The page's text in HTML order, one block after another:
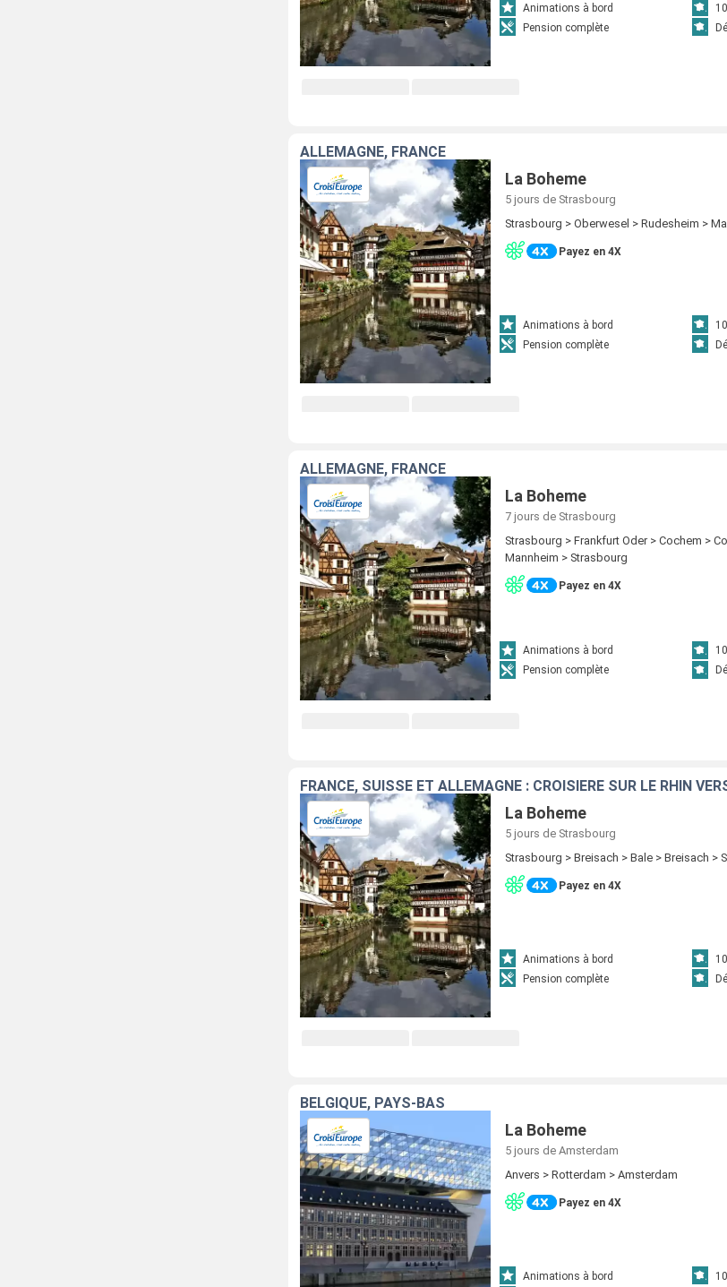
Animations à bord
Pension complète
ALLEMAGNE, FRANCE
La Boheme
5 jours de Strasbourg
Strasbourg > Oberwesel > Rudesheim >
Payez en 4X
Animations à bord
Pension complète
ALLEMAGNE, FRANCE
La Boheme
7 jours de Strasbourg
Strasbourg > Frankfurt Oder > Cochem >
Mannheim > Strasbourg
Payez en 4X
Animations à bord
Pension complète
La Boheme
5 jours de Strasbourg
Strasbourg > Breisach > Bale > Breisach >
Payez en 4X
Animations à bord
Pension complète
BELGIQUE, PAYS-BAS
La Boheme
5 jours de Amsterdam
Anvers > Rotterdam > Amsterdam
Payez en 4X
Animations à bord